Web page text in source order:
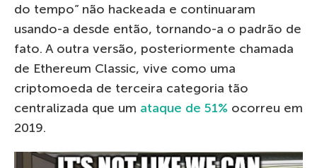
do tempo” não hackeada e continuaram
usando-a desde então, tornando-a o padrão de
fato. A outra versão, posteriormente chamada
de Ethereum Classic, vive como uma
criptomoeda de terceira categoria tão
centralizada que um ataque de 51% ocorreu em
2019.